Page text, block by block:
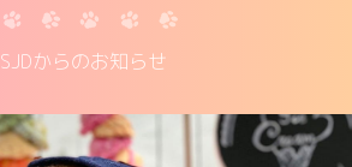
SJDからのお知らせ